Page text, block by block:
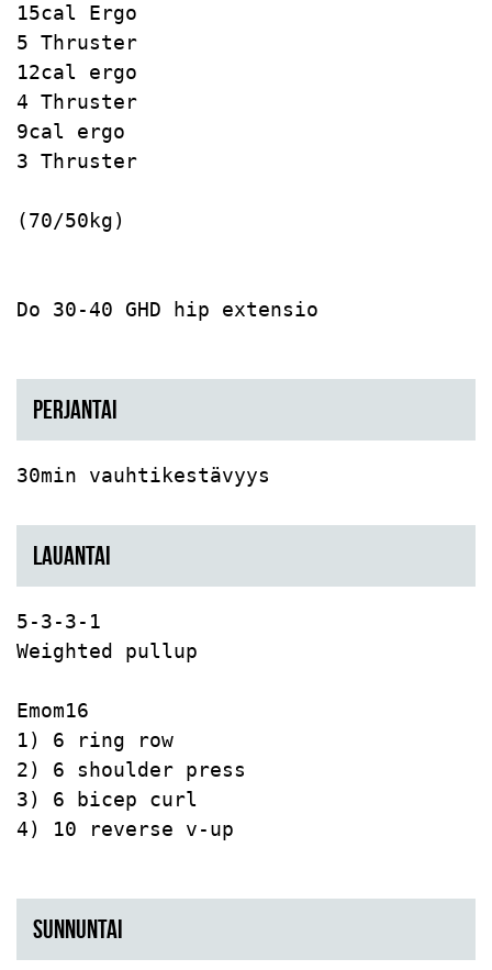
15cal Ergo
5 Thruster
12cal ergo
4 Thruster
9cal ergo
3 Thruster
(70/50kg)
Do 30-40 GHD hip extensio
PERJANTAI
30min vauhtikestävyys
LAUANTAI
5-3-3-1
Weighted pullup
Emom16
1) 6 ring row
2) 6 shoulder press
3) 6 bicep curl
4) 10 reverse v-up
SUNNUNTAI